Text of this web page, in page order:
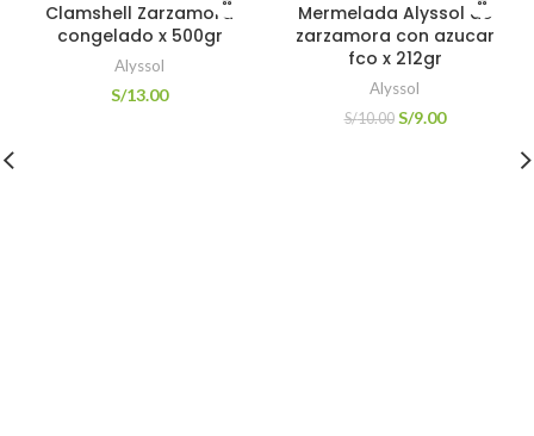
Clamshell Zarzamora
congelado x 500gr
Alyssol
S/13.00
Mermelada Alyssol de
zarzamora con azucar
fco x 212gr
Alyssol
S/10.00 S/9.00